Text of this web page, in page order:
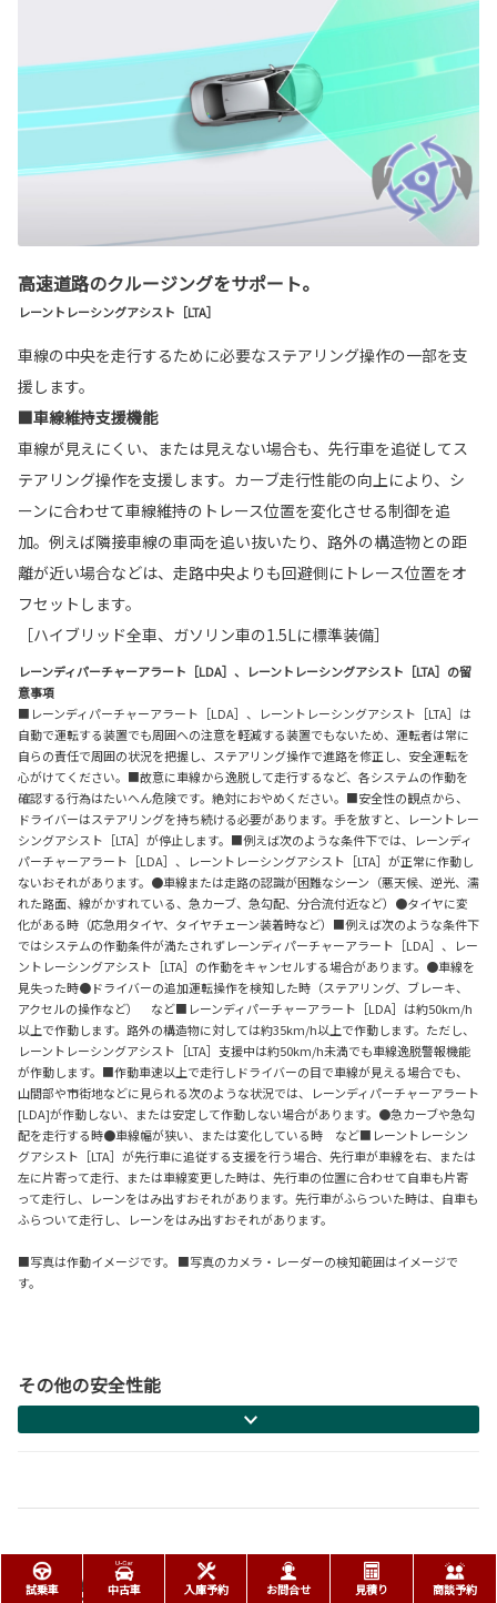
高速道路のクルージングをサポート。
レーントレーシングアシスト［LTA］
車線の中央を走行するために必要なステアリング操作の一部を支
援します。
■車線維持支援機能
車線が見えにくい、または見えない場合も、先行車を追従してス
テアリング操作を支援します。カーブ走行性能の向上により、シ
ーンに合わせて車線維持のトレース位置を変化させる制御を追
加。例えば隣接車線の車両を追い抜いたり、路外の構造物との距
離が近い場合などは、走路中央よりも回避側にトレース位置をオ
フセットします。
［ハイブリッド全車、ガソリン車の1.5Lに標準装備］
レーンディパーチャーアラート［LDA］、レーントレーシングアシスト［LTA］の留
意事項
■レーンディパーチャーアラート［LDA］、レーントレーシングアシスト［LTA］は
自動で運転する装置でも周囲への注意を軽減する装置でもないため、運転者は常に
自らの責任で周囲の状況を把握し、ステアリング操作で進路を修正し、安全運転を
心がけてください。■故意に車線から逸脱して走行するなど、各システムの作動を
確認する行為はたいへん危険です。絶対におやめください。■安全性の観点から、
ドライバーはステアリングを持ち続ける必要があります。手を放すと、レーントレー
シングアシスト［LTA］が停止します。■例えば次のような条件下では、レーンディ
パーチャーアラート［LDA］、レーントレーシングアシスト［LTA］が正常に作動し
ないおそれがあります。●車線または走路の認識が困難なシーン（悪天候、逆光、濡
れた路面、線がかすれている、急カーブ、急勾配、分合流付近など）●タイヤに変
化がある時（応急用タイヤ、タイヤチェーン装着時など）■例えば次のような条件下
ではシステムの作動条件が満たされずレーンディパーチャーアラート［LDA］、レー
ントレーシングアシスト［LTA］の作動をキャンセルする場合があります。●車線を
見失った時●ドライバーの追加運転操作を検知した時（ステアリング、ブレーキ、
アクセルの操作など） など■レーンディパーチャーアラート［LDA］は約50km/h
以上で作動します。路外の構造物に対しては約35km/h以上で作動します。ただし、
レーントレーシングアシスト［LTA］支援中は約50km/h未満でも車線逸脱警報機能
が作動します。■作動車速以上で走行しドライバーの目で車線が見える場合でも、
山間部や市街地などに見られる次のような状況では、レーンディパーチャーアラート
[LDA]が作動しない、または安定して作動しない場合があります。●急カーブや急勾
配を走行する時●車線幅が狭い、または変化している時 など■レーントレーシン
グアシスト［LTA］が先行車に追従する支援を行う場合、先行車が車線を右、または
左に片寄って走行、または車線変更した時は、先行車の位置に合わせて自車も片寄
って走行し、レーンをはみ出すおそれがあります。先行車がふらついた時は、自車も
ふらついて走行し、レーンをはみ出すおそれがあります。
■写真は作動イメージです。 ■写真のカメラ・レーダーの検知範囲はイメージで
す。
その他の安全性能
走行性能
試乗車 中古車 入庫予約 お問合せ 見積り 商談予約